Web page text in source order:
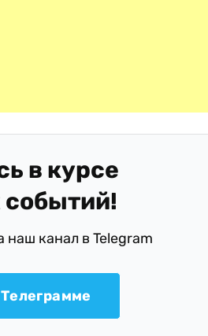
в курсе
наш канал в Telegram